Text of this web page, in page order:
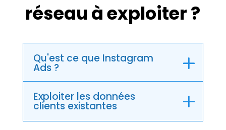
réseau à exploiter ?
Qu'est ce que Instagram
Ads ?
Exploiter les données
clients existantes